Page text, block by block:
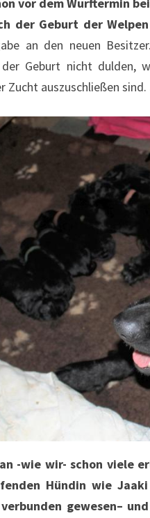
der Geburt der
an den neuen
der Geburt nicht dulden,
Zucht auszuschließen
-wie wir- schon viele
Hündin wie
gewesen–